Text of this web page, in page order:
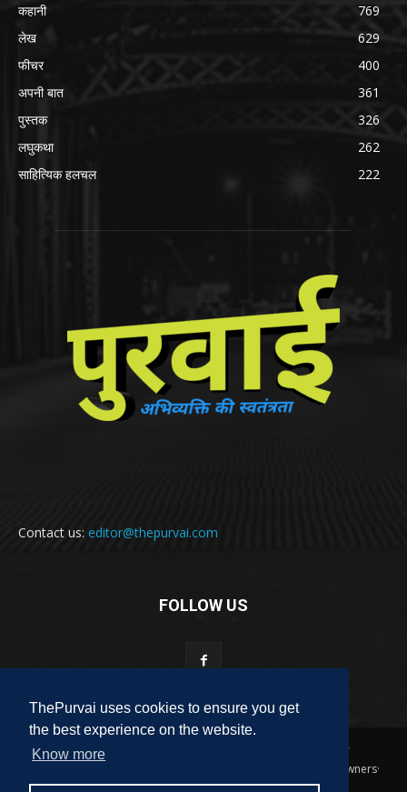
ThePurvai uses cookies to ensure you get
the best experience on the website.
Know more
कहानी
769
लेख
629
फीचर
400
अपनी बात
361
पुस्तक
326
लघुकथा
262
साहित्यिक हलचल
222
Contact us: editor@thepurvai.com
FOLLOW US
Copyright 2018-2023 THE PURVAI | All Rights Reserved · And Our
Sitemap · All Logos & Trademark Belongs To Their Respective Owners·
Designed & Developed byALL DIGI SEO